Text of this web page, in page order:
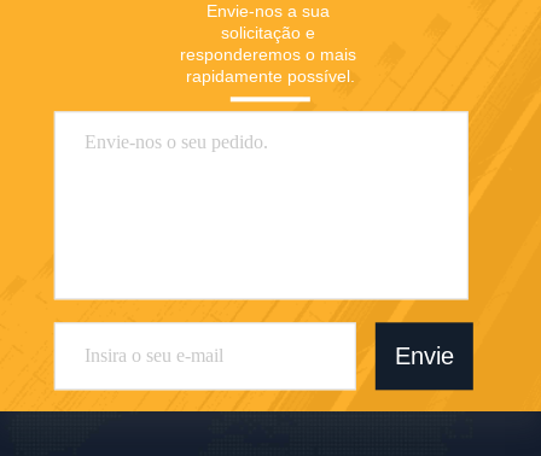
Envie-nos a sua
solicitação e
responderemos o mais
rapidamente possível.
Envie